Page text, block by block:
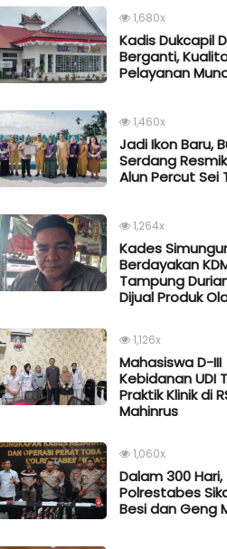
1,680x
Kadis Dukcapil
Berganti,
Pelayanan
1,460x
Jadi Ikon Baru,
Serdang
Alun Percut Sei
1,264x
Kades
Berdayakan
Tampung
Dijual Produk
1,126x
Mahasiswa D-III
Kebidanan UDI
Praktik Klinik di
Mahinrus
1,060x
Dalam 300 Hari,
Polrestabes
Besi dan Geng